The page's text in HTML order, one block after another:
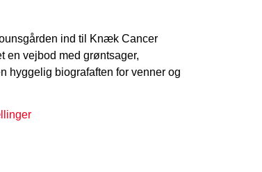
ind til Knæk Cancer
en vejbod med grøntsager,
hyggelig biografaften for venner og